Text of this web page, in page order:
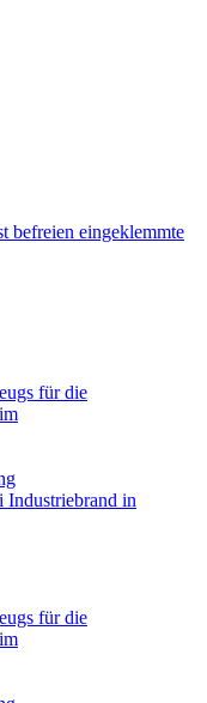
befreien eingeklemmte
für die
Industriebrand in
für die